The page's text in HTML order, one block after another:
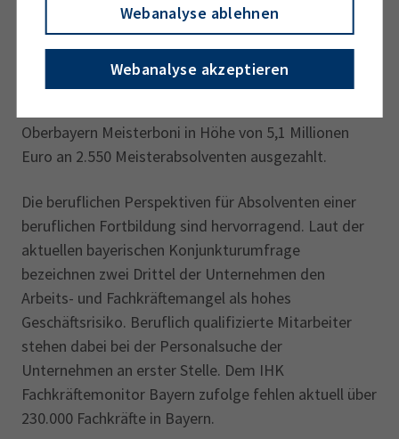
Webanalyse ablehnen
Webanalyse akzeptieren
Von der Bayerischen Staatsregierung wird die
Aufstiegsqualifizierung seit September 2013 mit
dem Meisterbonus gefördert. Dieser wurde
rückwirkend zum 1. Januar 2023 von 2.000 auf 3.000
Oberbayern Meisterboni in Höhe von 5,1 Millionen
Euro an 2.550 Meisterabsolventen ausgezahlt.
Die beruflichen Perspektiven für Absolventen einer
beruflichen Fortbildung sind hervorragend. Laut der
aktuellen bayerischen Konjunkturumfrage
bezeichnen zwei Drittel der Unternehmen den
Arbeits- und Fachkräftemangel als hohes
Geschäftsrisiko. Beruflich qualifizierte Mitarbeiter
stehen dabei bei der Personalsuche der
Unternehmen an erster Stelle. Dem IHK
Fachkräftemonitor Bayern zufolge fehlen aktuell über
230.000 Fachkräfte in Bayern.